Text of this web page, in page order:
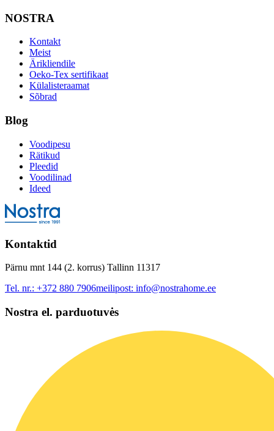
NOSTRA
Kontakt
Meist
Ärikliendile
Oeko-Tex sertifikaat
Külalisteraamat
Sõbrad
Blog
Voodipesu
Rätikud
Pleedid
Voodilinad
Ideed
Kontaktid
Pärnu mnt 144 (2. korrus) Tallinn 11317
Tel. nr.: +372 880 7906meilipost: info@nostrahome.ee
Nostra el. parduotuvės